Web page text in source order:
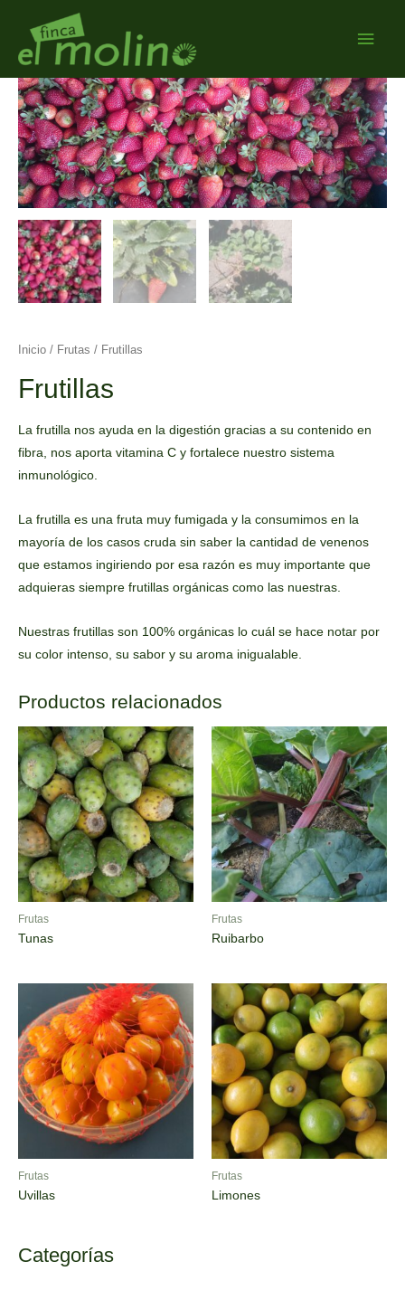
Inicio / Frutas / Frutillas
Frutillas
La frutilla nos ayuda en la digestión gracias a su contenido en
fibra, nos aporta vitamina C y fortalece nuestro sistema
inmunológico.
La frutilla es una fruta muy fumigada y la consumimos en la
mayoría de los casos cruda sin saber la cantidad de venenos
que estamos ingiriendo por esa razón es muy importante que
adquieras siempre frutillas orgánicas como las nuestras.
Nuestras frutillas son 100% orgánicas lo cuál se hace notar por
su color intenso, su sabor y su aroma inigualable.
Productos relacionados
Frutas
Tunas
Frutas
Ruibarbo
Frutas
Uvillas
Frutas
Limones
Categorías